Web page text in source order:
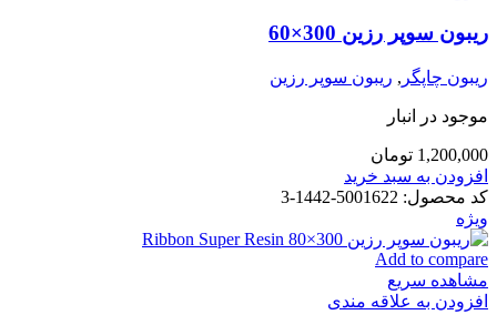
ریبون سوپر رزین 300×60
ریبون چاپگر , ریبون سوپر رزین
موجود در انبار
1,200,000 تومان
افزودن به سبد خرید
کد محصول: 5001622-1442-3
ویژه
Add to compare
مشاهده سریع
افزودن به علاقه مندی